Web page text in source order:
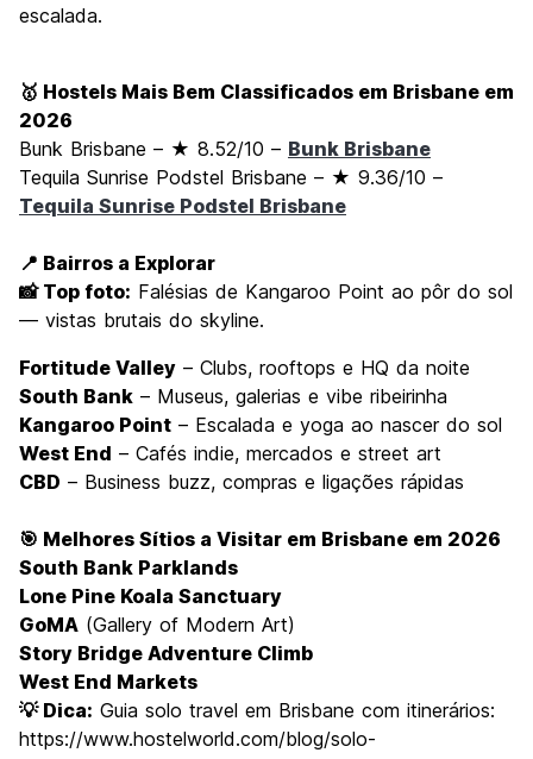
escalada.
🥇 Hostels Mais Bem Classificados em Brisbane em
2026
Bunk Brisbane – ★ 8.52/10 – Bunk Brisbane
Tequila Sunrise Podstel Brisbane – ★ 9.36/10 –
Tequila Sunrise Podstel Brisbane
📍 Bairros a Explorar
📸 Top foto: Falésias de Kangaroo Point ao pôr do sol
— vistas brutais do skyline.
Fortitude Valley – Clubs, rooftops e HQ da noite
South Bank – Museus, galerias e vibe ribeirinha
Kangaroo Point – Escalada e yoga ao nascer do sol
West End – Cafés indie, mercados e street art
CBD – Business buzz, compras e ligações rápidas
🎯 Melhores Sítios a Visitar em Brisbane em 2026
South Bank Parklands
Lone Pine Koala Sanctuary
GoMA (Gallery of Modern Art)
Story Bridge Adventure Climb
West End Markets
💡 Dica: Guia solo travel em Brisbane com itinerários:
https://www.hostelworld.com/blog/solo-